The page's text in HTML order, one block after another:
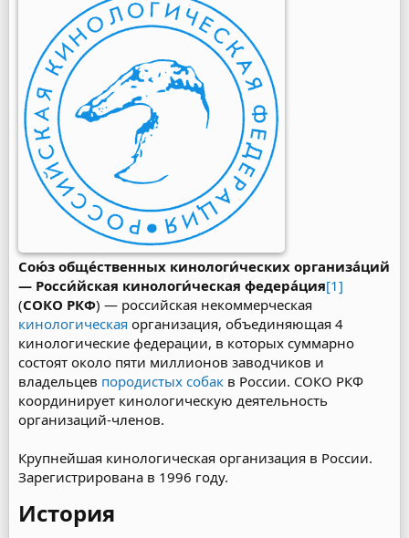
Сою́з обще́ственных кинологи́ческих организа́ций
— Росси́йская кинологи́ческая федера́ция[1]
(СОКО РКФ) — российская некоммерческая
кинологическая организация, объединяющая 4
кинологические федерации, в которых суммарно
состоят около пяти миллионов заводчиков и
владельцев породистых собак в России. СОКО РКФ
координирует кинологическую деятельность
организаций-членов.
Крупнейшая кинологическая организация в России.
Зарегистрирована в 1996 году.
История​